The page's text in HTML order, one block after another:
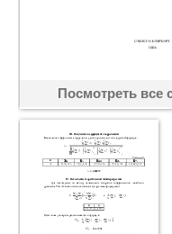
Посмотреть все